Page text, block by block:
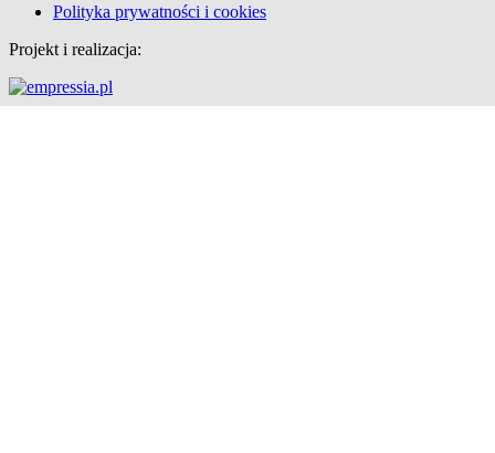
Polityka prywatności i cookies
Projekt i realizacja: